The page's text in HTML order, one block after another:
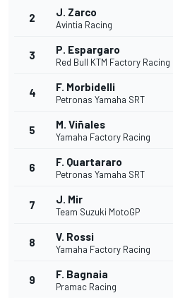
2 J. Zarco
Avintia Racing
3 P. Espargaro
Red Bull KTM Factory Racing
4 F. Morbidelli
Petronas Yamaha SRT
5 M. Viñales
Yamaha Factory Racing
6 F. Quartararo
Petronas Yamaha SRT
7 J. Mir
Team Suzuki MotoGP
8 V. Rossi
Yamaha Factory Racing
9 F. Bagnaia
Pramac Racing